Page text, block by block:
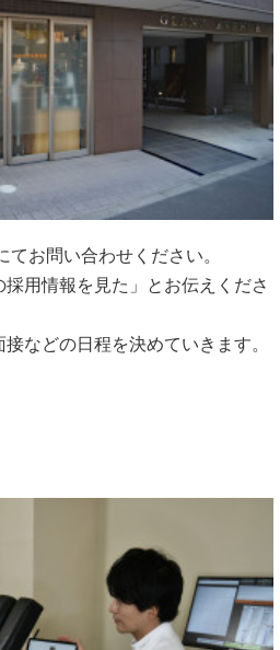
お問い合わせください。
用情報を見た」とお伝えくださ
などの日程を決めていきます。